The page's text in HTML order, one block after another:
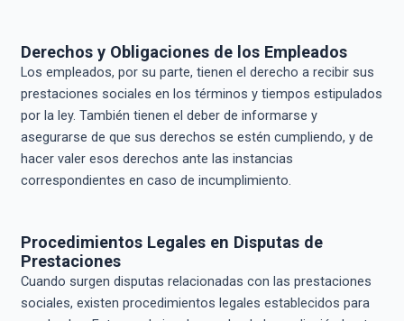
Derechos y Obligaciones de los Empleados
Los empleados, por su parte, tienen el derecho a recibir sus
prestaciones sociales en los términos y tiempos estipulados
por la ley. También tienen el deber de informarse y
asegurarse de que sus derechos se estén cumpliendo, y de
hacer valer esos derechos ante las instancias
correspondientes en caso de incumplimiento.
Procedimientos Legales en Disputas de
Prestaciones
Cuando surgen disputas relacionadas con las prestaciones
sociales, existen procedimientos legales establecidos para